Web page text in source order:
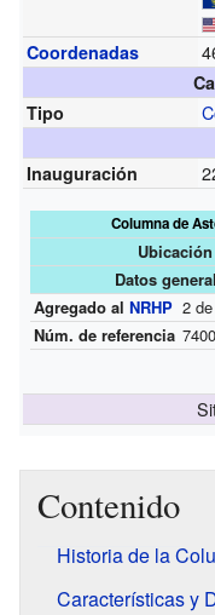
Coordenadas
Tipo
Inauguración
Columna de
Ubicación
Datos
Agregado al NRHP 2
Núm. de referencia
Contenido
Historia de la
Características y